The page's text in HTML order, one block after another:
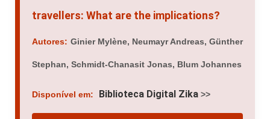
travellers: What are the implications?
Autores: Ginier Mylène, Neumayr Andreas, Günther
Stephan, Schmidt-Chanasit Jonas, Blum Johannes
Disponível em: Biblioteca Digital Zika >>